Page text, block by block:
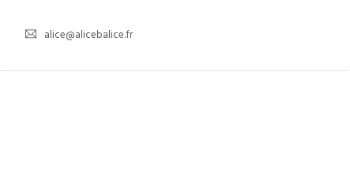
alice@alicebalice.fr